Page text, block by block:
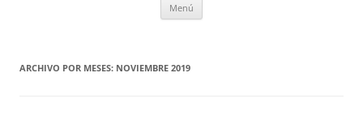
Menú
ARCHIVO POR MESES: NOVIEMBRE 2019